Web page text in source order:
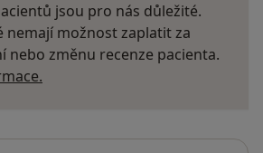
jsou pro nás důležité.
nemají možnost zaplatit za
nebo změnu recenze pacienta.